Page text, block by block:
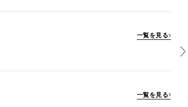
一覧を見る
一覧を見る